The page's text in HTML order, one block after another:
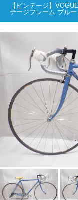
【ビンテージ】
テージフレーム ブルー